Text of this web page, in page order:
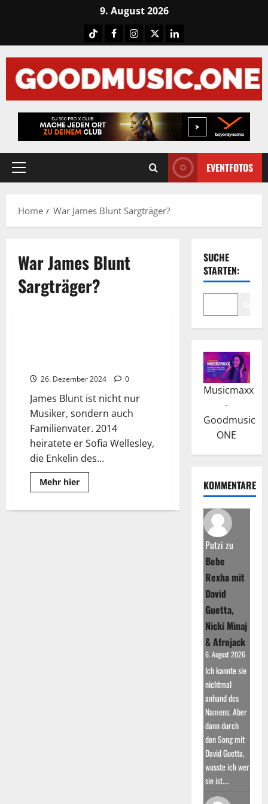
9. August 2026
TiktokFacebook
Instagram
X LinkedIN
Primary
EVENTFOTOS
Home War James Blunt Sargträger?
War James Blunt
Sargträger?
26. Dezember 2024 0
James Blunt ist nicht nur
Musiker, sondern auch
Familienvater. 2014
heiratete er Sofia Wellesley,
die Enkelin des...
Mehr hierRead
more
Blunt
SUCHE
STARTEN:
Musicmaxx
-
Goodmusic
ONE
KOMMENTARE
Putzi zu
Bebe
Rexha mit
David
Guetta,
Nicki Minaj
& Afrojack
6. August 2026
Ich kannte sie
nichtmal
anhand des
Namens. Aber
dann durch
den Song mit
David Guetta,
wusste ich wer
sie ist.…